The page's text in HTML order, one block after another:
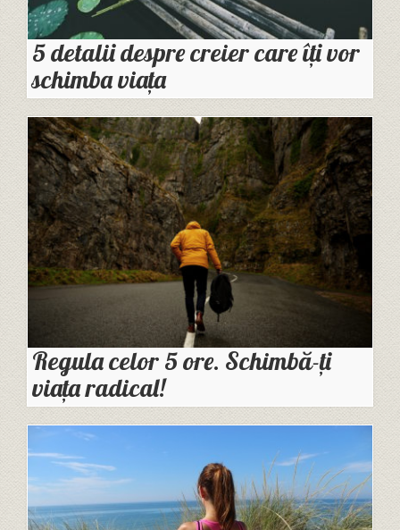
5 detalii despre creier care îţi vor
schimba viaţa
Regula celor 5 ore. Schimbă-ți
viața radical!